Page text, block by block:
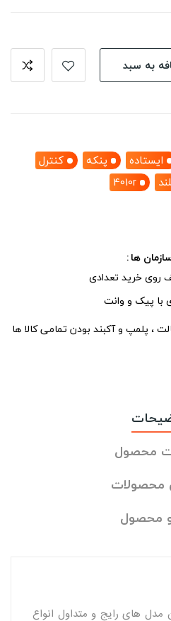
به سبد
ایستاده پنکه
کنترل
4010r
ها
روی خرید تعدادی
با پیک و وانت
، پلمپ و آکبند بودن تمامی کالا ها
محصول
محصولات
محصول
مدل های رایج و متداول انواع